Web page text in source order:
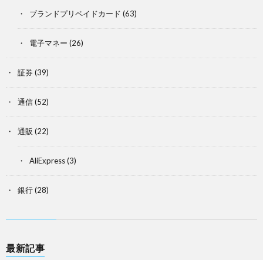
ブランドプリペイドカード (63)
電子マネー (26)
証券(39)
通信(52)
通販 (22)
AliExpress(3)
銀行(28)
最新記事